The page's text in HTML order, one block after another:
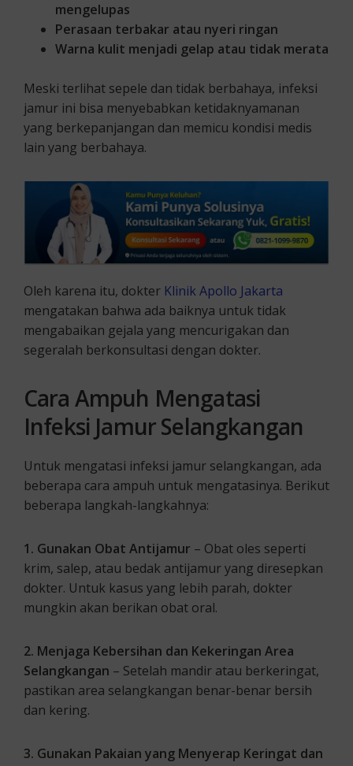
mengelupas
Perasaan terbakar atau nyeri ringan
Warna kulit menjadi gelap atau tidak merata
Meski terlihat sepele dan tidak berbahaya, infeksi
jamur ini bisa menyebabkan ketidaknyamanan
yang berkepanjangan dan memicu kondisi medis
lain yang berbahaya.
Oleh karena itu, dokter Klinik Apollo Jakarta
mengatakan bahwa ada baiknya untuk tidak
mengabaikan gejala yang mencurigakan dan
segeralah berkonsultasi dengan dokter.
Cara Ampuh Mengatasi
Infeksi Jamur Selangkangan
Untuk mengatasi infeksi jamur selangkangan, ada
beberapa cara ampuh untuk mengatasinya. Berikut
beberapa langkah-langkahnya:
1. Gunakan Obat Antijamur – Obat oles seperti
krim, salep, atau bedak antijamur yang diresepkan
dokter. Untuk kasus yang lebih parah, dokter
mungkin akan berikan obat oral.
2. Menjaga Kebersihan dan Kekeringan Area
Selangkangan – Setelah mandir atau berkeringat,
pastikan area selangkangan benar-benar bersih
dan kering.
3. Gunakan Pakaian yang Menyerap Keringat dan